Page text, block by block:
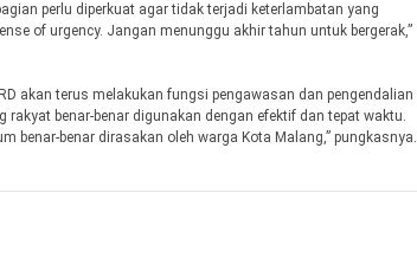
perlu diperkuat agar tidak terjadi keterlambatan yang
of urgency. Jangan menunggu akhir tahun untuk bergerak,”
akan terus melakukan fungsi pengawasan dan pengendalian
benar-benar digunakan dengan efektif dan tepat waktu.
benar-benar dirasakan oleh warga Kota Malang,” pungkasnya.